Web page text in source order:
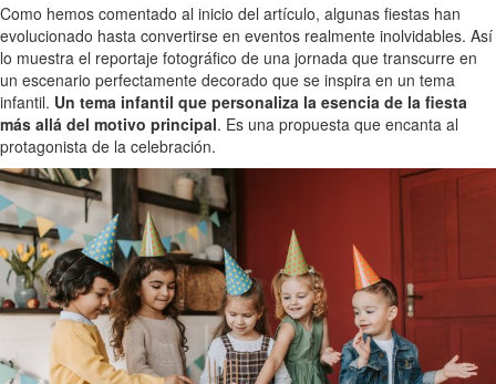
Como hemos comentado al inicio del artículo, algunas fiestas han
evolucionado hasta convertirse en eventos realmente inolvidables. Así
lo muestra el reportaje fotográfico de una jornada que transcurre en
un escenario perfectamente decorado que se inspira en un tema
infantil. Un tema infantil que personaliza la esencia de la fiesta
más allá del motivo principal. Es una propuesta que encanta al
protagonista de la celebración.